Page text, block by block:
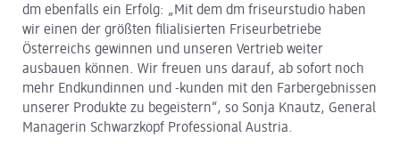
dm ebenfalls ein Erfolg: „Mit dem dm friseurstudio haben
wir einen der größten filialisierten Friseurbetriebe
Österreichs gewinnen und unseren Vertrieb weiter
ausbauen können. Wir freuen uns darauf, ab sofort noch
mehr Endkundinnen und -kunden mit den Farbergebnissen
unserer Produkte zu begeistern“, so Sonja Knautz, General
Managerin Schwarzkopf Professional Austria.